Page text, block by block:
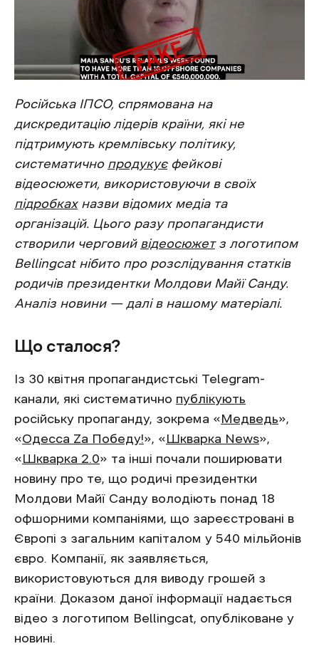
Російська ІПСО, спрямована на
дискредитацію лідерів країни, які не
підтримують кремлівську політику,
систематично продукуєфейкові
відеосюжети, використовуючи в своїх
підробкахназви відомих медіа та
організацій. Цього разу пропагандисти
створили черговий відеосюжетз логотипом
Bellingcat нібито про розслідування статків
родичів президентки Молдови Майї Санду.
Аналіз новини — далі в нашому матеріалі.
Що сталося?
Із 30 квітня пропагандистські Telegram-
канали, які систематично публікують
російську пропаганду, зокрема « Медведь»,
«Одесса Zа Победу!», « Шкварка News»,
« Шкварка 2.0» та інші почали поширювати
новину про те, що родичі президентки
Молдови Майї Санду володіють понад 18
офшорними компаніями, що зареєстровані в
Європі з загальним капіталом у 540 мільйонів
євро. Компанії, як заявляється,
використовуються для виводу грошей з
країни. Доказом даної інформації надається
відео з логотипом Bellingcat, опубліковане у
новині.